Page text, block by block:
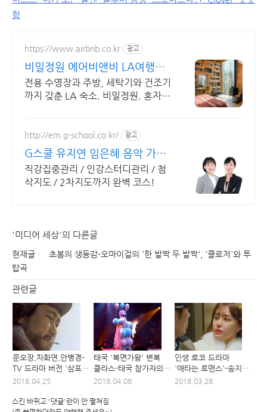
함
https://www.airbnb.co.kr 광고
비밀정원 에어비앤비 LA여행도
우리집처럼
전용 수영장과 주방, 세탁기와 건조기
까지 갖춘 LA 숙소. 비밀정원. 혼자
요.
http://em.g-school.co.kr/ 광고
G스쿨 유지연 임은혜 음악 가장
많은 합격자들의 추천
직강집중관리 / 인강스터디관리 / 첨
삭지도 / 2차지도까지 완벽 코스!
'미디어 세상'의 다른글
현재글
초봄의 생동감-오마이걸의 '한 발짝 두 발짝', '클로저'와 투
탑곡
관련글
문오장,차화연,안병경-
TV 드라마 버전 '삼포
가는 길'
2018.04.25
태국 '복면가왕' 변복
클라스-태국 참가자의
'Endless Rain'
2018.04.08
인생 로코 드라마
'애타는 로맨스'-송지은,
성훈의
2018.03.28
스킨 바뀌고 '댓글'란이 안 펼쳐짐